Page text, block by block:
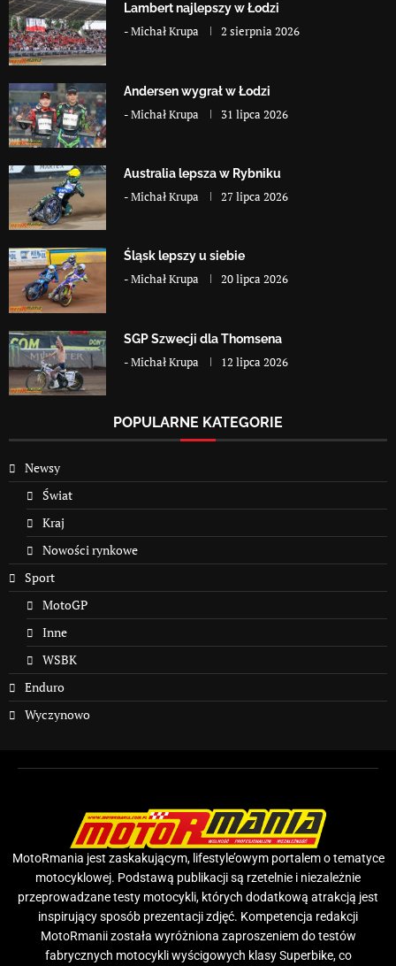
Lambert najlepszy w Łodzi
-Michał Krupa 2 sierpnia 2026
Andersen wygrał w Łodzi
-Michał Krupa 31 lipca 2026
Australia lepsza w Rybniku
-Michał Krupa 27 lipca 2026
Śląsk lepszy u siebie
-Michał Krupa 20 lipca 2026
SGP Szwecji dla Thomsena
-Michał Krupa 12 lipca 2026
POPULARNE KATEGORIE
Newsy
Świat
Kraj
Nowości rynkowe
Sport
MotoGP
Inne
WSBK
Enduro
Wyczynowo
MotoRmania jest zaskakującym, lifestyle’owym portalem o tematyce
motocyklowej. Podstawą publikacji są rzetelnie i niezależnie
przeprowadzane testy motocykli, których dodatkową atrakcją jest
inspirujący sposób prezentacji zdjęć. Kompetencja redakcji
MotoRmanii została wyróżniona zaproszeniem do testów
fabrycznych motocykli wyścigowych klasy Superbike, co